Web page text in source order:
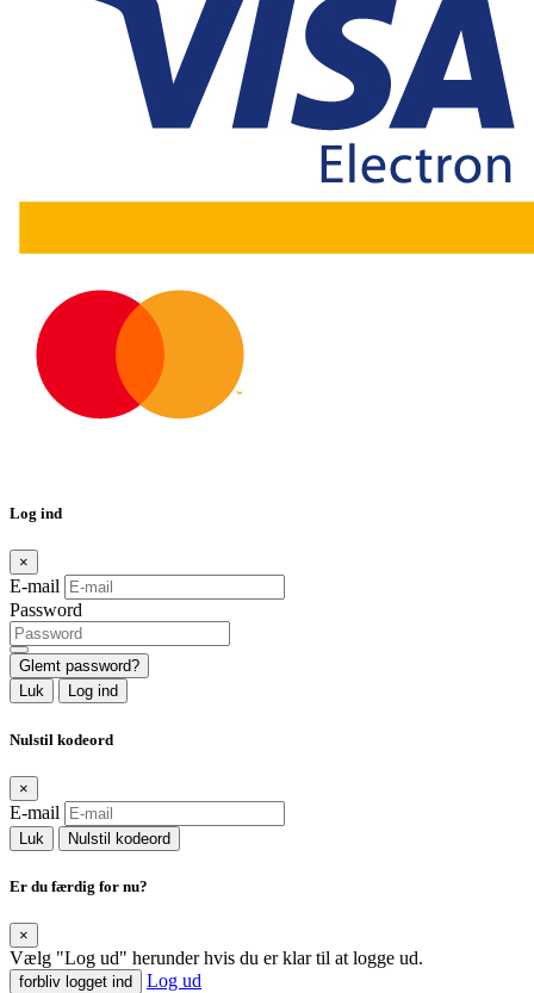
Log ind
×
E-mail
Password
Glemt password?
Luk
Log ind
Nulstil kodeord
×
E-mail
Luk Nulstil kodeord
Er du færdig for nu?
×
Vælg "Log ud" herunder hvis du er klar til at logge ud.
forbliv logget ind Log ud